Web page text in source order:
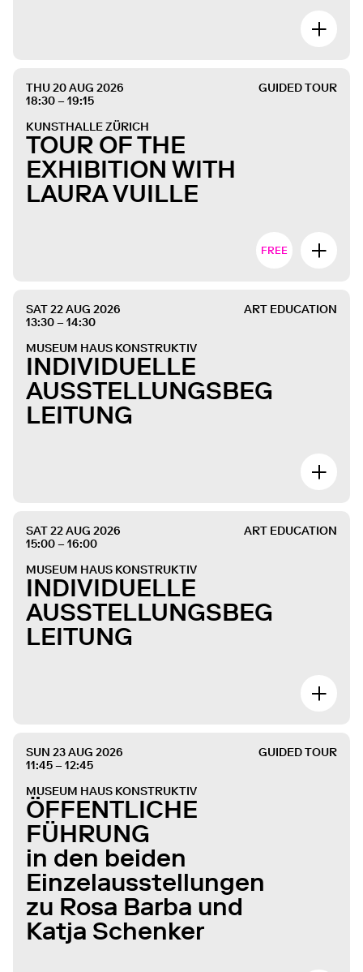
THU 20 AUG 2026
18:30 – 19:15
GUIDED TOUR
KUNSTHALLE ZÜRICH
TOUR OF THE
EXHIBITION WITH
LAURA VUILLE
FREE
SAT 22 AUG 2026
13:30 – 14:30
ART EDUCATION
MUSEUM HAUS KONSTRUKTIV
INDIVIDUELLE
AUSSTELLUNGSBEG
LEITUNG
SAT 22 AUG 2026
15:00 – 16:00
ART EDUCATION
MUSEUM HAUS KONSTRUKTIV
INDIVIDUELLE
AUSSTELLUNGSBEG
LEITUNG
SUN 23 AUG 2026
11:45 – 12:45
GUIDED TOUR
MUSEUM HAUS KONSTRUKTIV
ÖFFENTLICHE
FÜHRUNG
in den beiden
Einzelausstellungen
zu Rosa Barba und
Katja Schenker